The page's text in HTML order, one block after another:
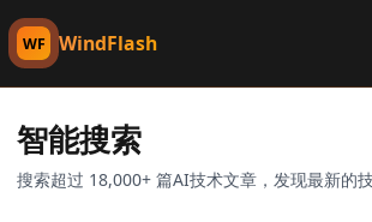
WF WindFlash
智能搜索
搜索超过 18,000+ 篇AI技术文章，发现最新的